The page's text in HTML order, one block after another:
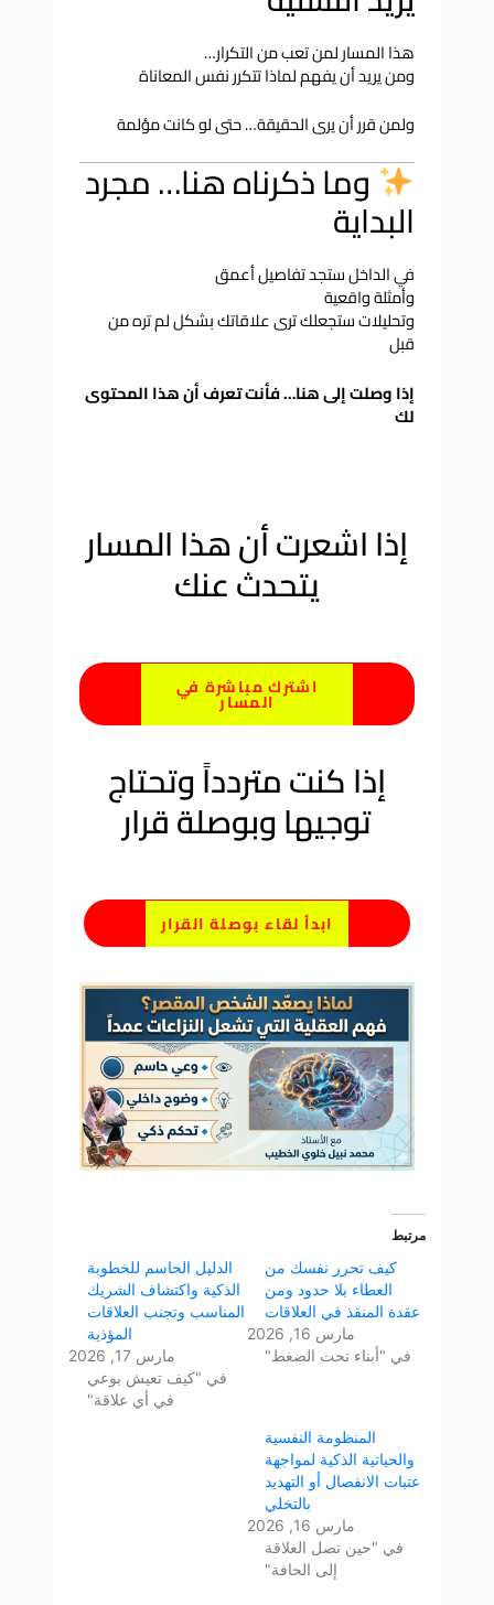
هذا المسار لمن تعب من التكرار…
ومن يريد أن يفهم لماذا تتكرر نفس المعاناة
ولمن قرر أن يرى الحقيقة… حتى لو كانت مؤلمة
وما ذكرناه هنا… مجرد
البداية
في الداخل ستجد تفاصيل أعمق
وأمثلة واقعية
وتحليلات ستجعلك ترى علاقاتك بشكل لم تره من
قبل
إذا وصلت إلى هنا… فأنت تعرف أن هذا المحتوى
لك
إذا اشعرت أن هذا المسار
يتحدث عنك
اشترك مباشرة في
المسار
إذا كنت متردداً وتحتاج
توجيها وبوصلة قرار
ابدأ لقاء بوصلة القرار
مرتبط
كيف تحرر نفسك من
العطاء بلا حدود ومن
عقدة المنقذ في العلاقات
مارس 16, 2026
في "أبناء تحت الضغط"
الدليل الحاسم للخطوبة
الذكية واكتشاف الشريك
المناسب وتجنب العلاقات
المؤذية
مارس 17, 2026
في "كيف تعيش بوعي
في أي علاقة"
المنظومة النفسية
والحياتية الذكية لمواجهة
عتبات الانفصال أو التهديد
بالتخلي
مارس 16, 2026
في "حين تصل العلاقة
إلى الحافة"